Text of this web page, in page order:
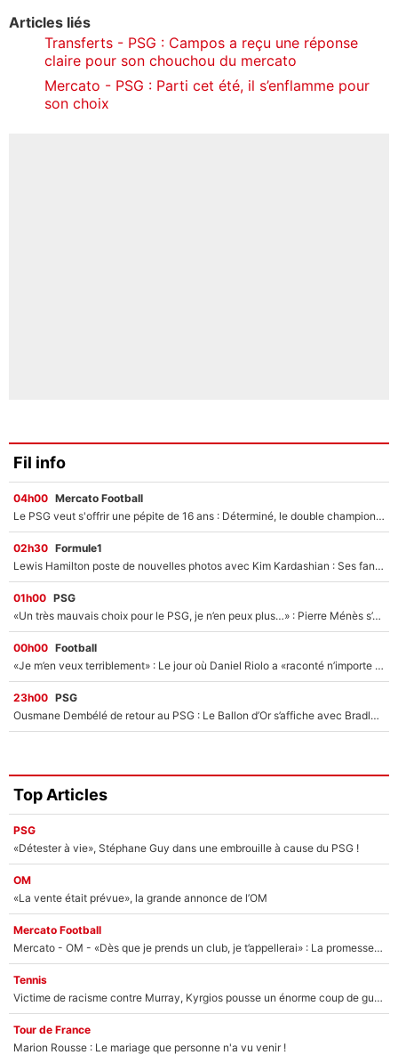
Articles liés
Transferts - PSG : Campos a reçu une réponse
claire pour son chouchou du mercato
Mercato - PSG : Parti cet été, il s’enflamme pour
son choix
Fil info
04h00 Mercato Football
Le PSG veut s'offrir une pépite de 16 ans : Déterminé, le double champion d'Europe en titre est prêt à lâcher 40M€ pour celui que l'on compare déjà à Vinicius Jr !
02h30 Formule1
Lewis Hamilton poste de nouvelles photos avec Kim Kardashian : Ses fans le voient déjà redevenir champion du monde de F1 grâce à elle !
01h00 PSG
«Un très mauvais choix pour le PSG, je n’en peux plus…» : Pierre Ménès s’est complètement trompé avec Luis Enrique et ces déclarations le prouvent !
00h00 Football
«Je m’en veux terriblement» : Le jour où Daniel Riolo a «raconté n’importe quoi» dans l'After Foot !
23h00 PSG
Ousmane Dembélé de retour au PSG : Le Ballon d’Or s’affiche avec Bradley Barcola en plein cœur du feuilleton sur son départ !
Top Articles
PSG
«Détester à vie», Stéphane Guy dans une embrouille à cause du PSG !
OM
«La vente était prévue», la grande annonce de l’OM
Mercato Football
Mercato - OM - «Dès que je prends un club, je t’appellerai» : La promesse de Marcelino au moment de claquer la porte
Tennis
Victime de racisme contre Murray, Kyrgios pousse un énorme coup de gueule !
Tour de France
Marion Rousse : Le mariage que personne n'a vu venir !